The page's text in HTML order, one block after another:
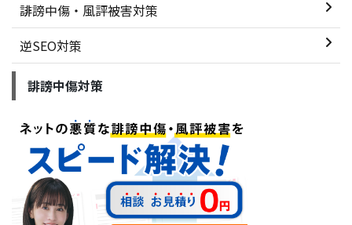
誹謗中傷・風評被害対策
逆SEO対策
誹謗中傷対策